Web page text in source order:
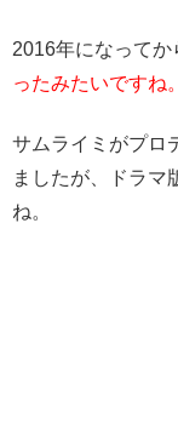
2016年になってか
ったみたいですね。
サムライミがプロ
ましたが、ドラマ
ね。